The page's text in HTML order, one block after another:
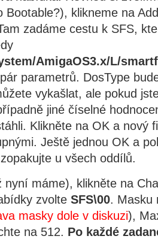
Bootable?), klikneme na
zadáme cestu k SFS,
AmigaOS3.x/L/
parametrů. DosType
vykašlat, ale pokud
jiné číselné
Klikněte na OK a nový
Ještě jednou OK a
u všech oddílů.
nyní máme), klikněte na
zvolte SFS\00. Masku
masky dole v diskuzi),
na 512. Po každé